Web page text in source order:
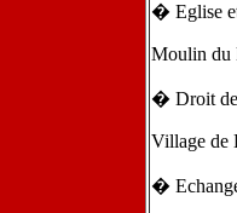
� Eglise
Moulin du
� Droit de
Village de
�